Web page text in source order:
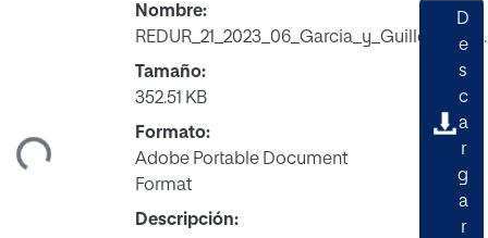
Nombre:
Tamaño:
352.51 KB
Formato:
Adobe Portable Document
Format
Descripción:
D
e
s
c
a
r
g
a
r